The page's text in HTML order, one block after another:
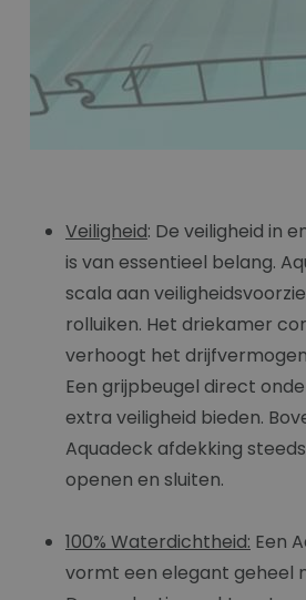
Veiligheid: De veiligheid in
is van essentieel belang.
scala aan
rolluiken. Het driekamer
verhoogt het
Een grijpbeugel direct
extra veiligheid bieden.
Aquadeck afdekking
openen en sluiten.
100% Waterdichtheid: Een
vormt een elegant geheel